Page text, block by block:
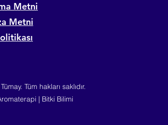
Metni
Metni
Tüm hakları saklıdır.
| Bitki Bilimi